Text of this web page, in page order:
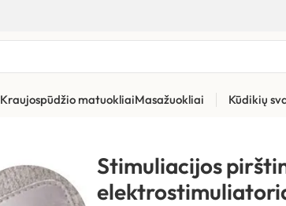
Kraujospūdžio matuokliaiMasažuokliai Kūdikių
Stimuliacijos pirštinė Saneo
Stimuliacijos